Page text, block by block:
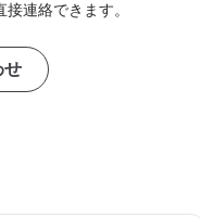
連絡できます。
せ